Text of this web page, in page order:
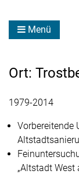
Menü
Ort:
1979-2014
Vorbereitende
„Altstadt West